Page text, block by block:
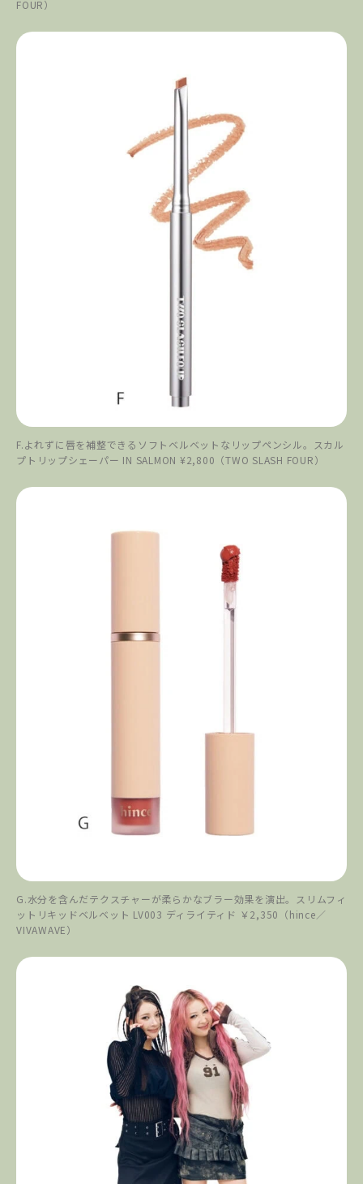
FOUR）
F.よれずに唇を補整できるソフトベルベットなリップペンシル。スカル
プトリップシェーパー IN SALMON ¥2,800（TWO SLASH FOUR）
G.水分を含んだテクスチャーが柔らかなブラー効果を演出。スリムフィ
ットリキッドベルベット LV003 ディライティド ￥2,350（hince／
VIVAWAVE）